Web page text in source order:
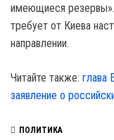
имеющиеся
требует от Киева
направлении.
Читайте также: глава
заявление о
ПОЛИТИКА